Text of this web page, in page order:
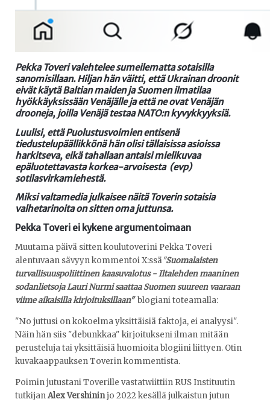
Pekka Toverivalehtelee sumeilematta sotaisilla
sanomisillaan. Hiljan hän väitti, että Ukrainan droonit
eivät käytä Baltian maiden ja Suomen ilmatilaa
hyökkäyksissään Venäjälle ja että ne ovat Venäjän
drooneja, joilla Venäjä testaa NATO:n kyvykkyyksiä.
Luulisi, että Puolustusvoimien entisenä
tiedustelupäällikkönä hän olisi tällaisissa asioissa
harkitseva, eikä tahallaan antaisi mielikuvaa
epäluotettavasta korkea-arvoisesta (evp)
sotilasvirkamiehestä.
Miksi valtamedia julkaisee näitä Toverin sotaisia
valhetarinoita on sitten oma juttunsa.
Pekka Toveri ei kykene argumentoimaan
Muutama päivä sitten koulutoverini Pekka Toveri
alentuvaan sävyyn kommentoi X:ssä"Suomalaisten
turvallisuuspoliittinen kaasuvalotus - Iltalehden maaninen
sodanlietsoja Lauri Nurmi saattaa Suomen suureen vaaraan
viime aikaisilla kirjoituksillaan"blogiani toteamalla:
"No juttusi on kokoelma yksittäisiä faktoja, ei analyysi".
Näin hän siis "debunkkaa" kirjoitukseni ilman mitään
perusteluja tai yksittäisiä huomioita blogiini liittyen. Otin
kuvakaappauksen Toverin kommentista.
Poimin jutustani Toverille vastatwiittiin RUS Instituutin
tutkijanAlex Vershininjo 2022 kesällä julkaistun jutun